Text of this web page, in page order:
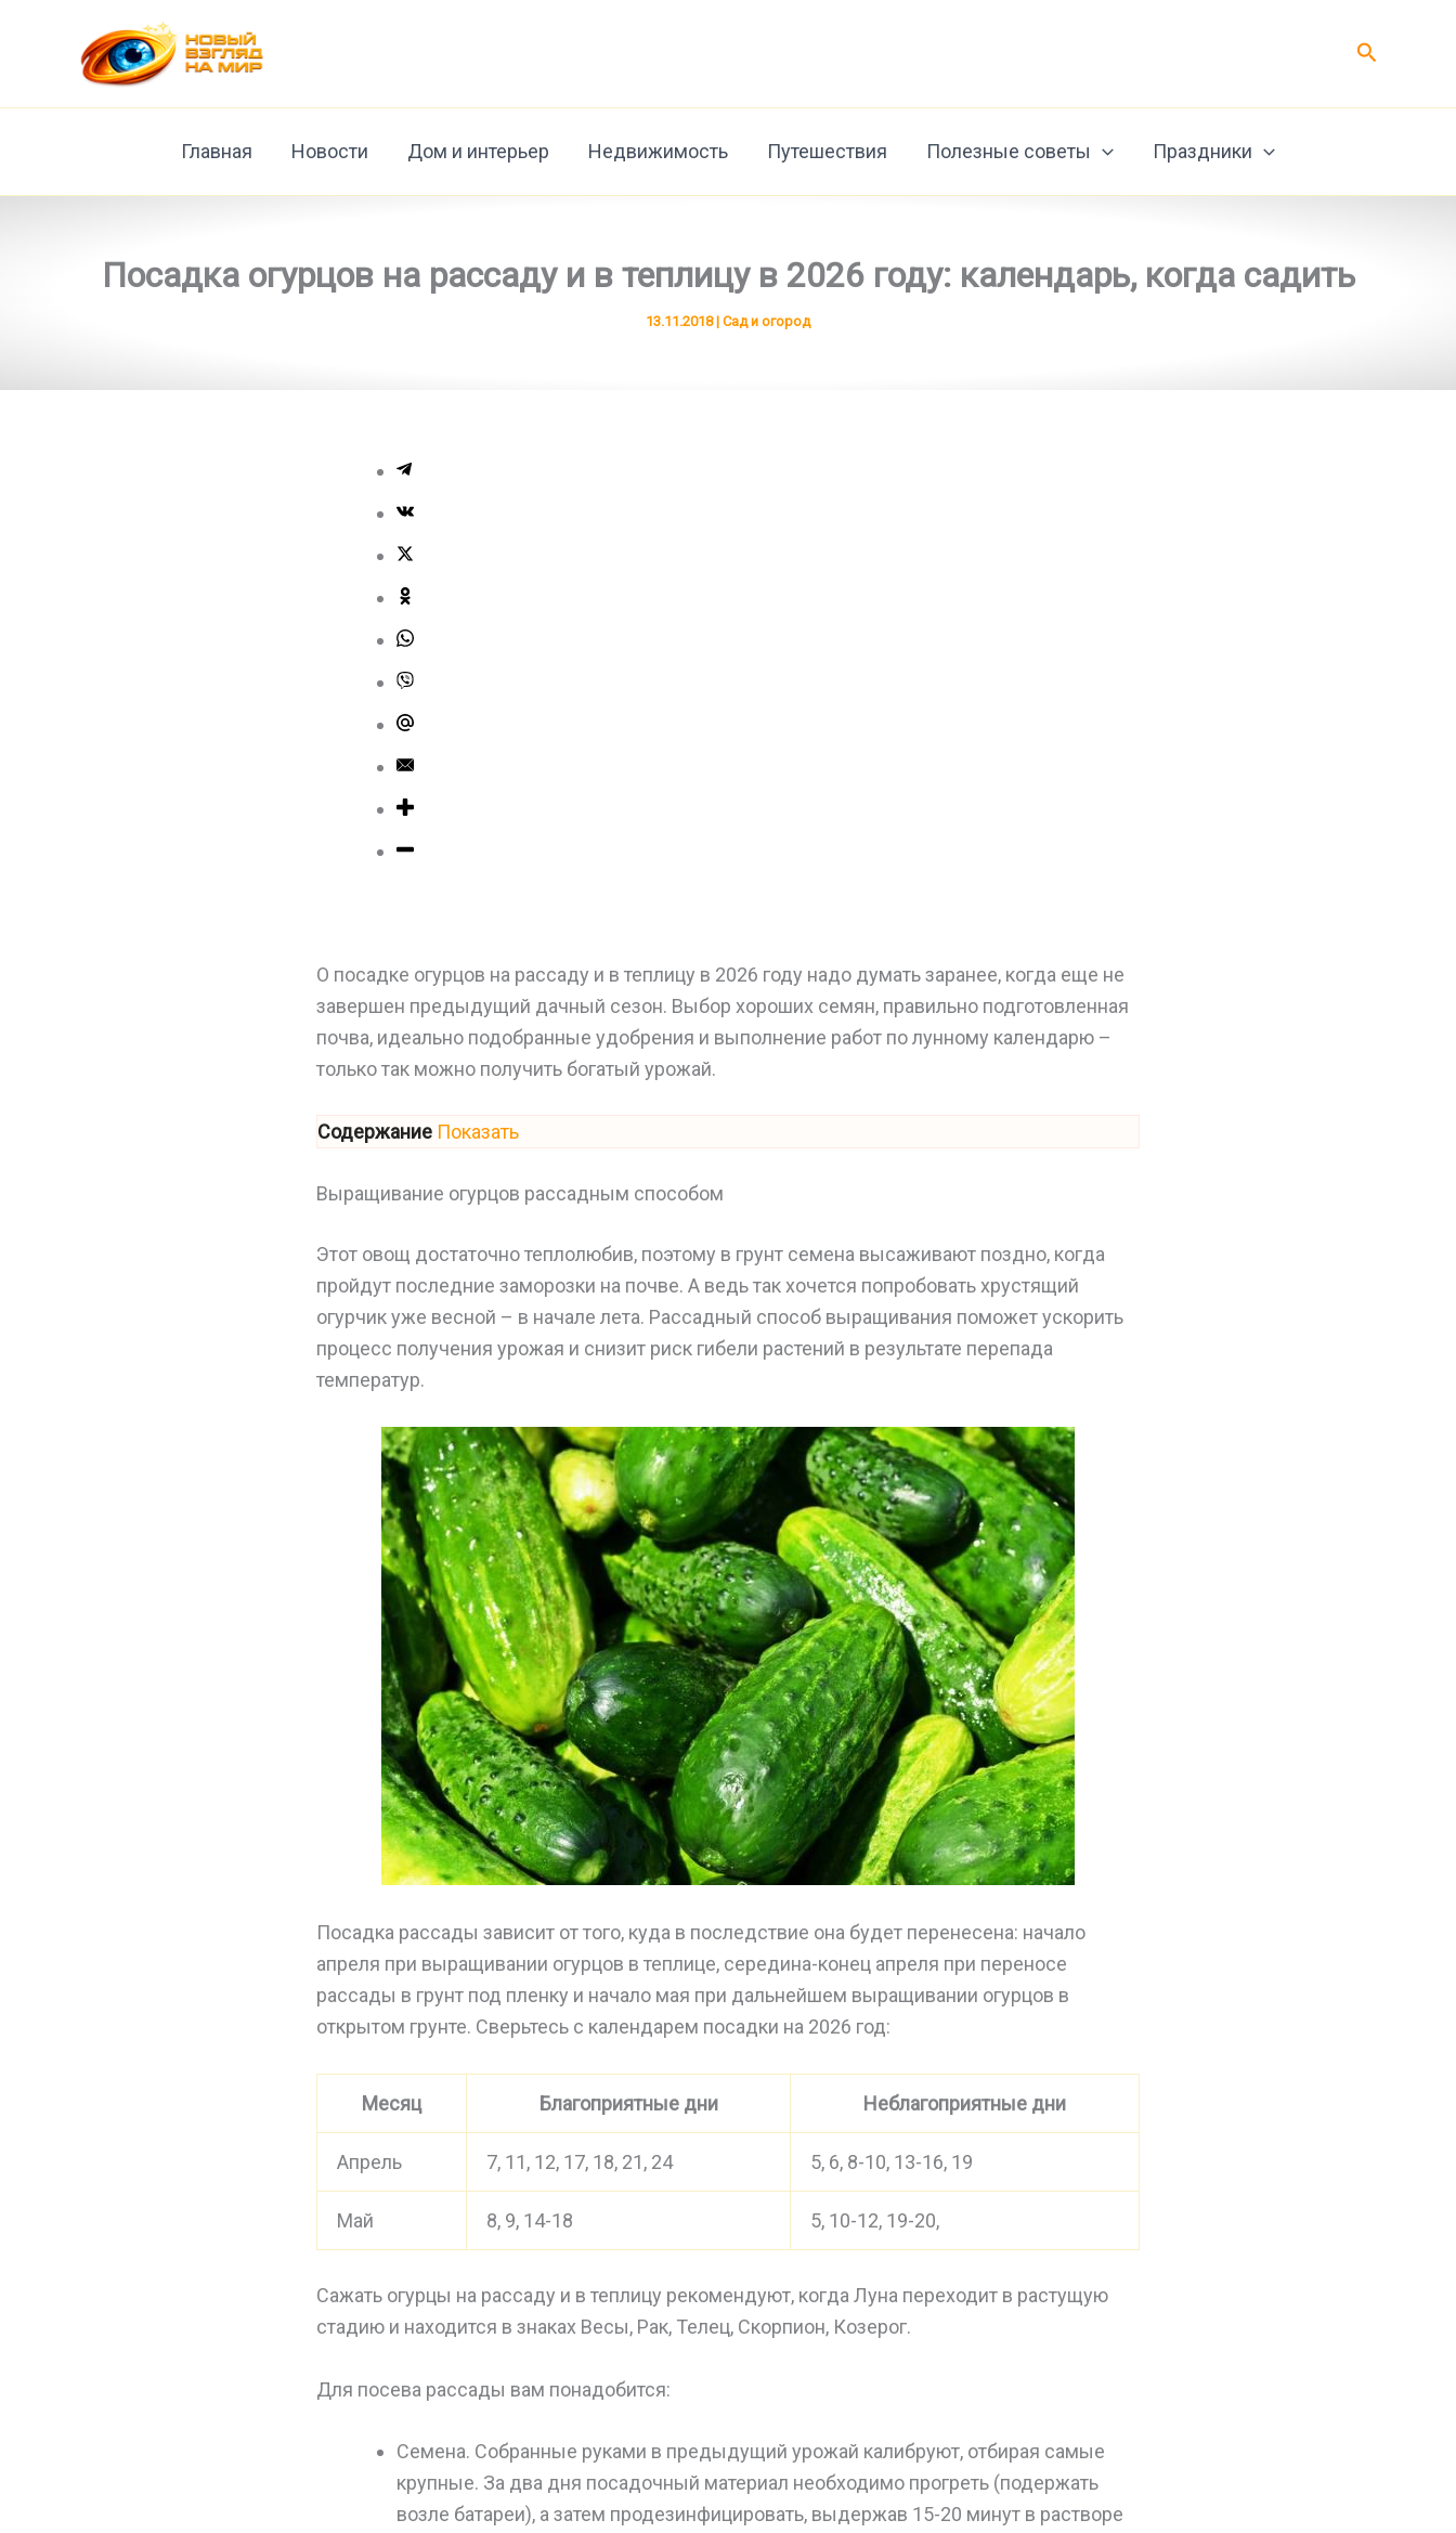
содержимому
Поиск
Главная Новости Дом и интерьер Недвижимость Путешествия Полезные советы Праздники
Посадка огурцов на рассаду и в теплицу в 2026 году: календарь, когда садить
13.11.2018| Сад и огород
О посадке огурцов на рассаду и в теплицу в 2026 году надо думать заранее, когда еще не
завершен предыдущий дачный сезон. Выбор хороших семян, правильно подготовленная
почва, идеально подобранные удобрения и выполнение работ по лунному календарю –
только так можно получить богатый урожай.
Содержание Показать
Выращивание огурцов рассадным способом
Этот овощ достаточно теплолюбив, поэтому в грунт семена высаживают поздно, когда
пройдут последние заморозки на почве. А ведь так хочется попробовать хрустящий
огурчик уже весной – в начале лета. Рассадный способ выращивания поможет ускорить
процесс получения урожая и снизит риск гибели растений в результате перепада
температур.
Посадка рассады зависит от того, куда в последствие она будет перенесена: начало
апреля при выращивании огурцов в теплице, середина-конец апреля при переносе
рассады в грунт под пленку и начало мая при дальнейшем выращивании огурцов в
открытом грунте. Сверьтесь с календарем посадки на 2026 год:
Месяц Благоприятные дни Неблагоприятные дни
Апрель 7, 11, 12, 17, 18, 21, 24 5, 6, 8-10, 13-16, 19
Май 8, 9, 14-18 5, 10-12, 19-20,
Сажать огурцы на рассаду и в теплицу рекомендуют, когда Луна переходит в растущую
стадию и находится в знаках Весы, Рак, Телец, Скорпион, Козерог.
Для посева рассады вам понадобится:
Семена. Собранные руками в предыдущий урожай калибруют, отбирая самые
крупные. За два дня посадочный материал необходимо прогреть (подержать
возле батареи), а затем продезинфицировать, выдержав 15-20 минут в растворе